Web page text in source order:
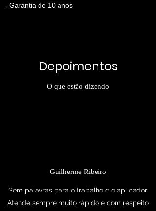
- Garantia de 10 anos
Depoimentos
O que estão dizendo
Guilherme Ribeiro
Sem palavras para o trabalho e o aplicador.
Atende sempre muito rápido e com respeito